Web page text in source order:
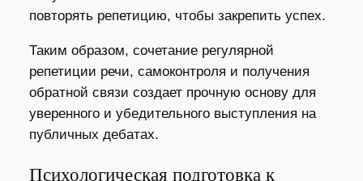
повторять репетицию, чтобы закрепить успех.
Таким образом, сочетание регулярной
репетиции речи, самоконтроля и получения
обратной связи создает прочную основу для
уверенного и убедительного выступления на
публичных дебатах.
Психологическая подготовка к